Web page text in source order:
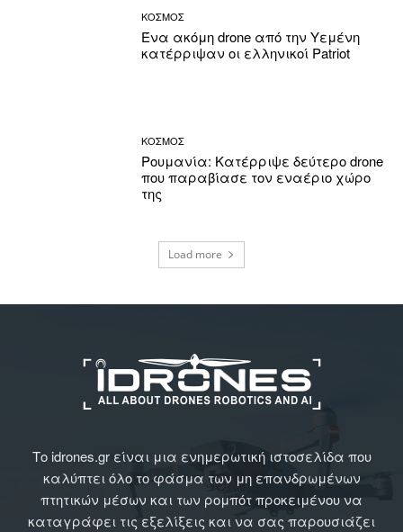
ΚΟΣΜΟΣ
Ένα ακόμη drone από την Υεμένη
κατέρριψαν οι ελληνικοί Patriot
ΚΟΣΜΟΣ
Ρουμανία: Κατέρριψε δεύτερο drone
που παραβίασε τον εναέριο χώρο
της
Load more
Το idrones.gr είναι μια ενημερωτική ιστοσελίδα που
καλύπτει όλο το φάσμα των μη επανδρωμένων
πτητικών μέσων και των ρομπότ προκειμένου να
καταγράφει τις εξελίξεις και να σας παρουσιάζει